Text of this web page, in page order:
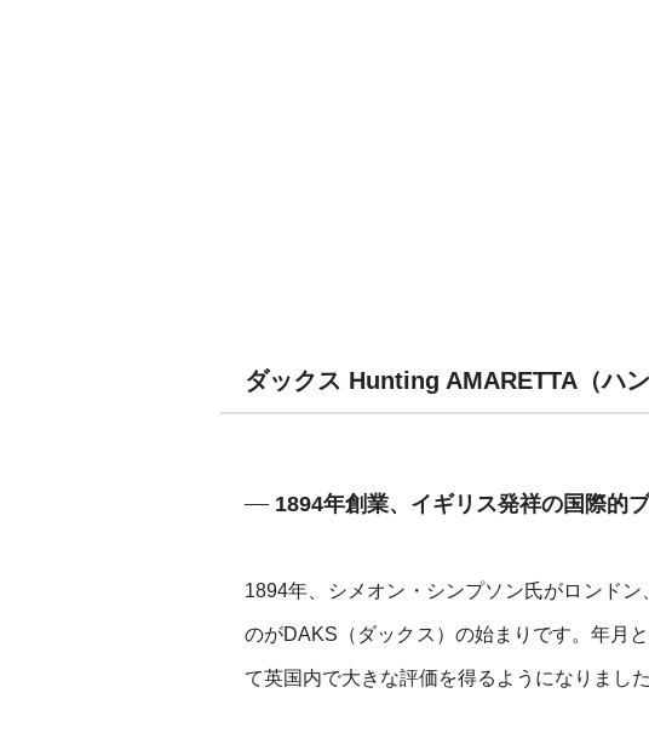
ダックス Hunting AMARETTA（ハ
1894年創業、イギリス発祥の国際的
1894年、シメオン・シンプソン氏がロンド
のがDAKS（ダックス）の始まりです。年月
て英国内で大きな評価を得るようになりました